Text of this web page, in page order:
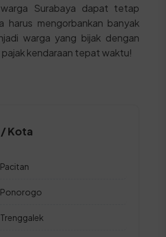
Surabaya dapat tetap
harus mengorbankan banyak
warga yang bijak dengan
pajak kendaraan tepat waktu!
Kota